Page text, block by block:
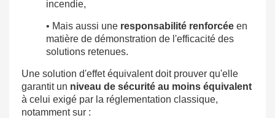
incendie,
• Mais aussi une responsabilité renforcée en
matière de démonstration de l'efficacité des
solutions retenues.
Une solution d'effet équivalent doit prouver qu'elle
garantit un niveau de sécurité au moins équivalent
à celui exigé par la réglementation classique,
notamment sur :